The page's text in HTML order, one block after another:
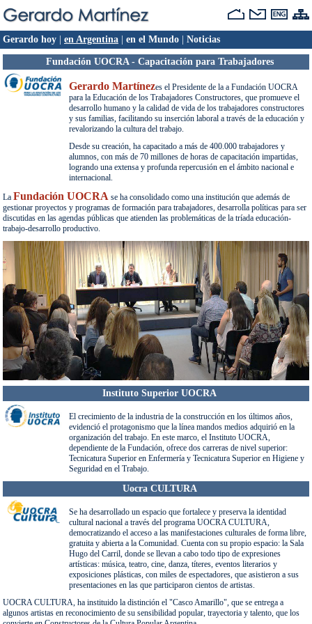
Gerardo hoy en Argentina en el Mundo Noticias
Fundación UOCRA - Capacitación para Trabajadores
Gerardo Martínezes el Presidente de la a Fundación UOCRA
para la Educación de los Trabajadores Constructores, que promueve el
desarrollo humano y la calidad de vida de los trabajadores constructores
y sus familias, facilitando su inserción laboral a través de la educación y
revalorizando la cultura del trabajo.
Desde su creación, ha capacitado a más de 400.000 trabajadores y
alumnos, con más de 70 millones de horas de capacitación impartidas,
logrando una extensa y profunda repercusión en el ámbito nacional e
internacional.
La Fundación UOCRA se ha consolidado como una institución que además de
gestionar proyectos y programas de formación para trabajadores, desarrolla políticas para ser
discutidas en las agendas públicas que atienden las problemáticas de la tríada educación-
trabajo-desarrollo productivo.
La tarea educativa, se desarrolla en el país a través de una red de 30 CENTROS DE
FORMACIóN PROFESIONAL propios y 4 unidades móviles de capacitación y
mediante convenios con distintos organismos y entidades afines en los que se ofrece
educación primaria y secundaria para adultos, además de la formación profesional y
docente.
En los centros de formación se enseña, de manera gratuita y certificada, una variada gama
de oficios, que van desde construcción en seco y electricidad, hasta soldadura de alta
precisión acorde con las nuevas tecnologías de la industria.
Por tratarse la Construcción, de una industria de alto impacto ambiental, la Fundación
también ejecuta y respalda estudios sobre el Medio Ambiente. Asimismo, mediante
estudios y acciones vinculadas con las condiciones laborales, desarrolla investigaciones
en seguridad laboral.
Instituto Superior UOCRA
El crecimiento de la industria de la construcción en los últimos años,
evidenció el protagonismo que la línea mandos medios adquirió en la
organización del trabajo. En este marco, el Instituto UOCRA,
dependiente de la Fundación, ofrece dos carreras de nivel superior:
Tecnicatura Superior en Enfermería y Tecnicatura Superior en Higiene y
Seguridad en el Trabajo.
Uocra CULTURA
Se ha desarrollado un espacio que fortalece y preserva la identidad
cultural nacional a través del programa UOCRA CULTURA,
democratizando el acceso a las manifestaciones culturales de forma libre,
gratuita y abierta a la Comunidad. Cuenta con su propio espacio: la Sala
Hugo del Carril, donde se llevan a cabo todo tipo de expresiones
artísticas: música, teatro, cine, danza, títeres, eventos literarios y
exposiciones plásticas, con miles de espectadores, que asistieron a sus
presentaciones en las que participaron cientos de artistas.
UOCRA CULTURA, ha instituido la distinción el "Casco Amarillo", que se entrega a
algunos artistas en reconocimiento de su sensibilidad popular, trayectoria y talento, que los